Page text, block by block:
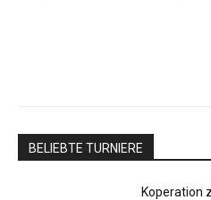
BELIEBTE TURNIERE
Koperation